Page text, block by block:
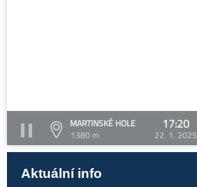
MARTINSKÉ HOLE
1380 m
17:20
22. 1. 2025
Aktuální info